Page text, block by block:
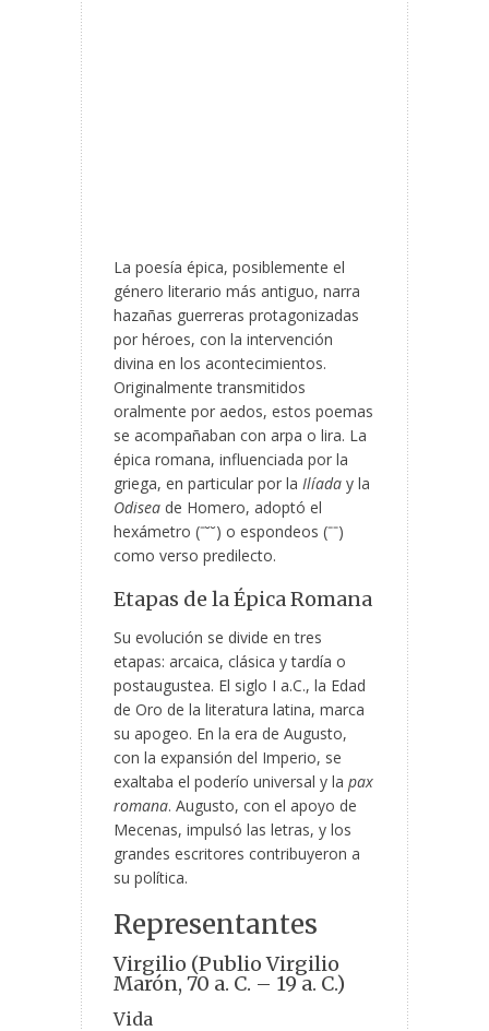
La poesía épica, posiblemente el
género literario más antiguo, narra
hazañas guerreras protagonizadas
por héroes, con la intervención
divina en los acontecimientos.
Originalmente transmitidos
oralmente por aedos, estos poemas
se acompañaban con arpa o lira. La
épica romana, influenciada por la
griega, en particular por la Ilíada y la
Odisea de Homero, adoptó el
hexámetro (ˉ˘˘) o espondeos (ˉˉ)
como verso predilecto.
Etapas de la Épica Romana
Su evolución se divide en tres
etapas: arcaica, clásica y tardía o
postaugustea. El siglo I a.C., la Edad
de Oro de la literatura latina, marca
su apogeo. En la era de Augusto,
con la expansión del Imperio, se
exaltaba el poderío universal y la pax
romana. Augusto, con el apoyo de
Mecenas, impulsó las letras, y los
grandes escritores contribuyeron a
su política.
Representantes
Virgilio (Publio Virgilio
Marón, 70 a. C. – 19 a. C.)
Vida